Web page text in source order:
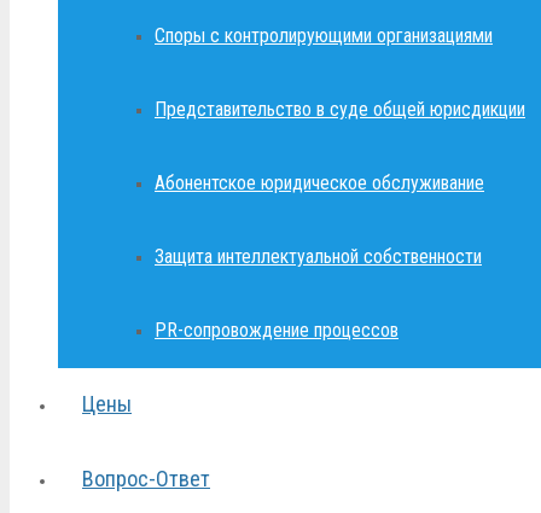
Споры с контролирующими организациями
Представительство в суде общей юрисдикции
Абонентское юридическое обслуживание
Защита интеллектуальной собственности
PR-сопровождение процессов
Цены
Вопрос-Ответ